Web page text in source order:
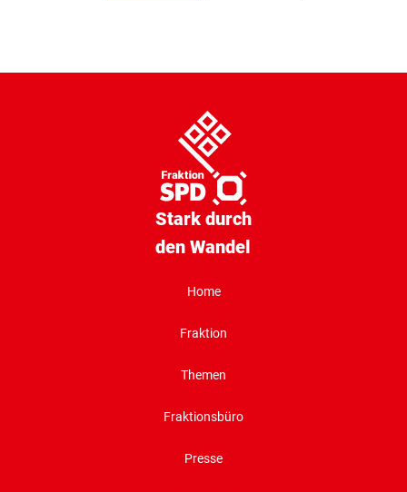
Stark durch
den Wandel
Home
Fraktion
Themen
Fraktionsbüro
Presse